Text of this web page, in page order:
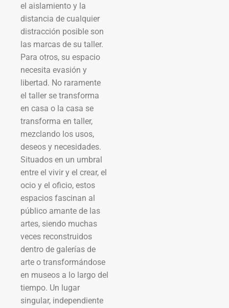
el aislamiento y la
distancia de cualquier
distracción posible son
las marcas de su taller.
Para otros, su espacio
necesita evasión y
libertad. No raramente
el taller se transforma
en casa o la casa se
transforma en taller,
mezclando los usos,
deseos y necesidades.
Situados en un umbral
entre el vivir y el crear, el
ocio y el oficio, estos
espacios fascinan al
público amante de las
artes, siendo muchas
veces reconstruidos
dentro de galerías de
arte o transformándose
en museos a lo largo del
tiempo. Un lugar
singular, independiente